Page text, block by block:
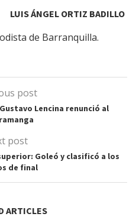
LUIS ÁNGEL ORTIZ BADILLO
de Barranquilla.
post
Lencina renunció al
post
Goleó y clasificó a los
de final
ARTICLES